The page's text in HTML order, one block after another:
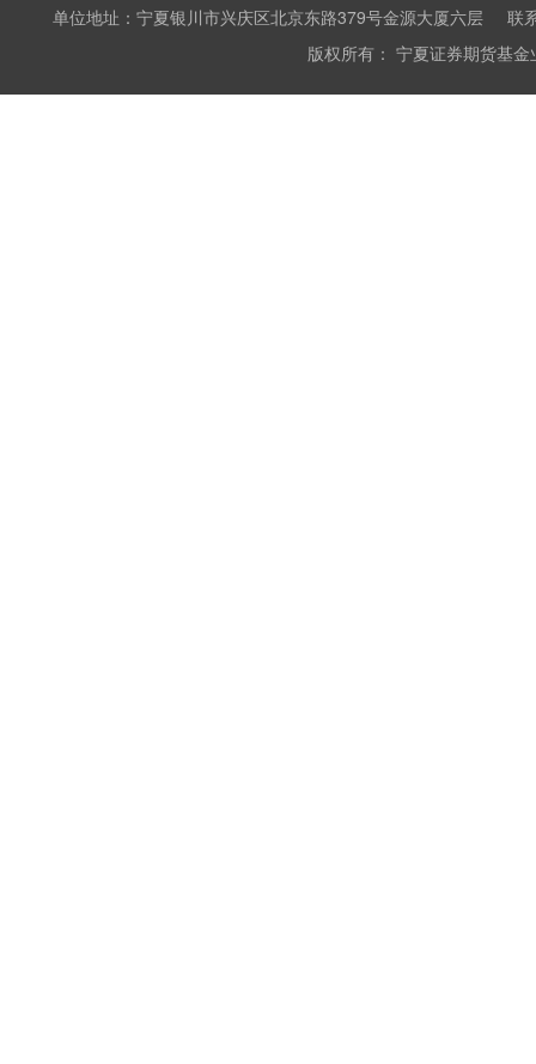
单位地址：宁夏银川市兴庆区北京东路379号金源大厦六层
版权所有： 宁夏证券期货